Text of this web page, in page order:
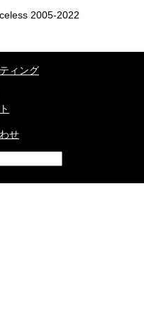
2005-2022
ィング
せ